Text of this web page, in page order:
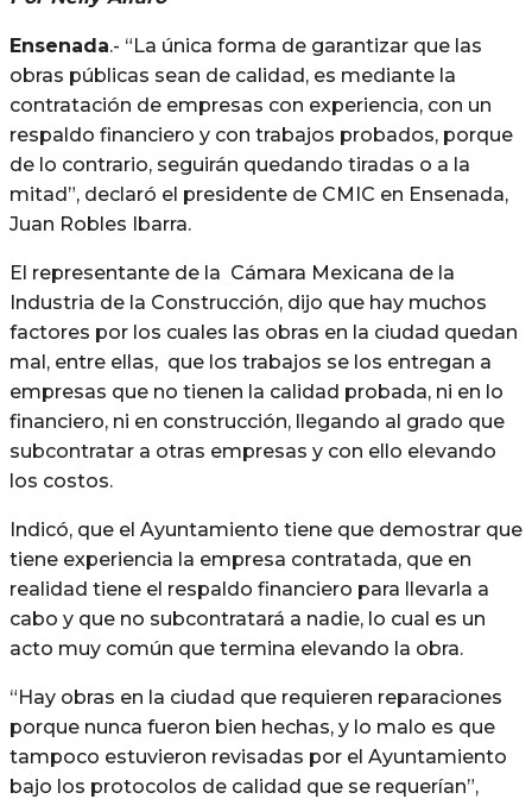
Ensenada.- “La única forma de garantizar que las
obras públicas sean de calidad, es mediante la
contratación de empresas con experiencia, con un
respaldo financiero y con trabajos probados, porque
de lo contrario, seguirán quedando tiradas o a la
mitad”, declaró el presidente de CMIC en Ensenada,
Juan Robles Ibarra.
El representante de la Cámara Mexicana de la
Industria de la Construcción, dijo que hay muchos
factores por los cuales las obras en la ciudad quedan
mal, entre ellas, que los trabajos se los entregan a
empresas que no tienen la calidad probada, ni en lo
financiero, ni en construcción, llegando al grado que
subcontratar a otras empresas y con ello elevando
los costos.
Indicó, que el Ayuntamiento tiene que demostrar que
tiene experiencia la empresa contratada, que en
realidad tiene el respaldo financiero para llevarla a
cabo y que no subcontratará a nadie, lo cual es un
acto muy común que termina elevando la obra.
“Hay obras en la ciudad que requieren reparaciones
porque nunca fueron bien hechas, y lo malo es que
tampoco estuvieron revisadas por el Ayuntamiento
bajo los protocolos de calidad que se requerían”,